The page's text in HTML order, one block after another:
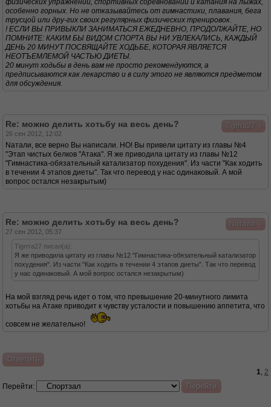
физических упражнений, спортивных соревнований и катания на лыжах,
особенно горных. Но не отказывайтесь от гимнастики, плавания, бега
трусцой или дру-гих своих регулярных физических тренировок.
! ЕСЛИ ВЫ ПРИВЫКЛИ ЗАНИМАТЬСЯ ЕЖЕДНЕВНО, ПРОДОЛЖАЙТЕ, НО
ПОМНИТЕ: КАКИМ БЫ ВИДОМ СПОРТА ВЫ НИ УВЛЕКАЛИСЬ, КАЖДЫЙ
ДЕНЬ 20 МИНУТ ПОСВЯЩАЙТЕ ХОДЬБЕ, КОТОРАЯ ЯВЛЯЕТСЯ
НЕОТЪЕМЛЕМОЙ ЧАСТЬЮ ДИЕТЫ.
20 минут ходьбы в день вам не просто рекомендуются, а
предписываются как лекарство и в силу этого не являются предметом
для обсуждения.
Tigrrra27
Re: можно делить хотьбу на весь день?
26 сен 2012, 12:02
Nатали, все верно Вы написали. НО! Вы привели цитату из главы №4
"Этап чистых белков "Атака". Я же приводила цитату из главы №12
"Гимнастика-обязательный катализатор похудения". Из части "Как ходить
в течении 4 этапов диеты". Так что перевод у нас одинаковый. А мой
вопрос остался незакрытым)
Nатали
Re: можно делить хотьбу на весь день?
27 сен 2012, 05:37
Tigrrra27 писал(а):
Я же приводила цитату из главы №12 "Гимнастика-обязательный катализатор
похудения". Из части "Как ходить в течении 4 этапов диеты". Так что перевод
у нас одинаковый. А мой вопрос остался незакрытым)
На мой взгляд речь идет о том, что превышение 20-минутного лимита
хотьбы на Атаке приводит к чувству усталости и повышению аппетита, что
совсем не желательно!
Ответить
1, 2
Перейти: